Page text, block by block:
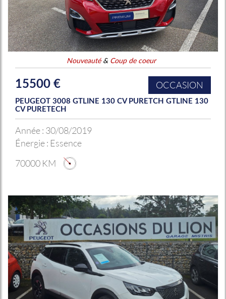
Nouveauté& Coup de coeur
15500 € OCCASION
PEUGEOT 3008 GTLINE 130 CV PURETCH GTLINE 130
CV PURETECH
Année : 30/08/2019
Énergie : Essence
70000 KM